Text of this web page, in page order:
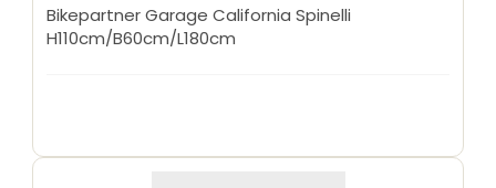
Bikepartner Garage California Spinelli
H110cm/B60cm/L180cm